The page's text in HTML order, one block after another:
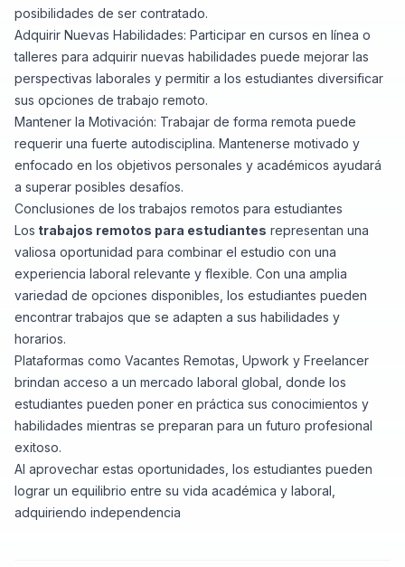
posibilidades de ser contratado.
Adquirir Nuevas Habilidades: Participar en cursos en línea o
talleres para adquirir nuevas habilidades puede mejorar las
perspectivas laborales y permitir a los estudiantes diversificar
sus opciones de trabajo remoto.
Mantener la Motivación: Trabajar de forma remota puede
requerir una fuerte autodisciplina. Mantenerse motivado y
enfocado en los objetivos personales y académicos ayudará
a superar posibles desafíos.
Conclusiones de los trabajos remotos para estudiantes
Los trabajos remotos para estudiantes representan una
valiosa oportunidad para combinar el estudio con una
experiencia laboral relevante y flexible. Con una amplia
variedad de opciones disponibles, los estudiantes pueden
encontrar trabajos que se adapten a sus habilidades y
horarios.
Plataformas como Vacantes Remotas, Upwork y Freelancer
brindan acceso a un mercado laboral global, donde los
estudiantes pueden poner en práctica sus conocimientos y
habilidades mientras se preparan para un futuro profesional
exitoso.
Al aprovechar estas oportunidades, los estudiantes pueden
lograr un equilibrio entre su vida académica y laboral,
adquiriendo independencia